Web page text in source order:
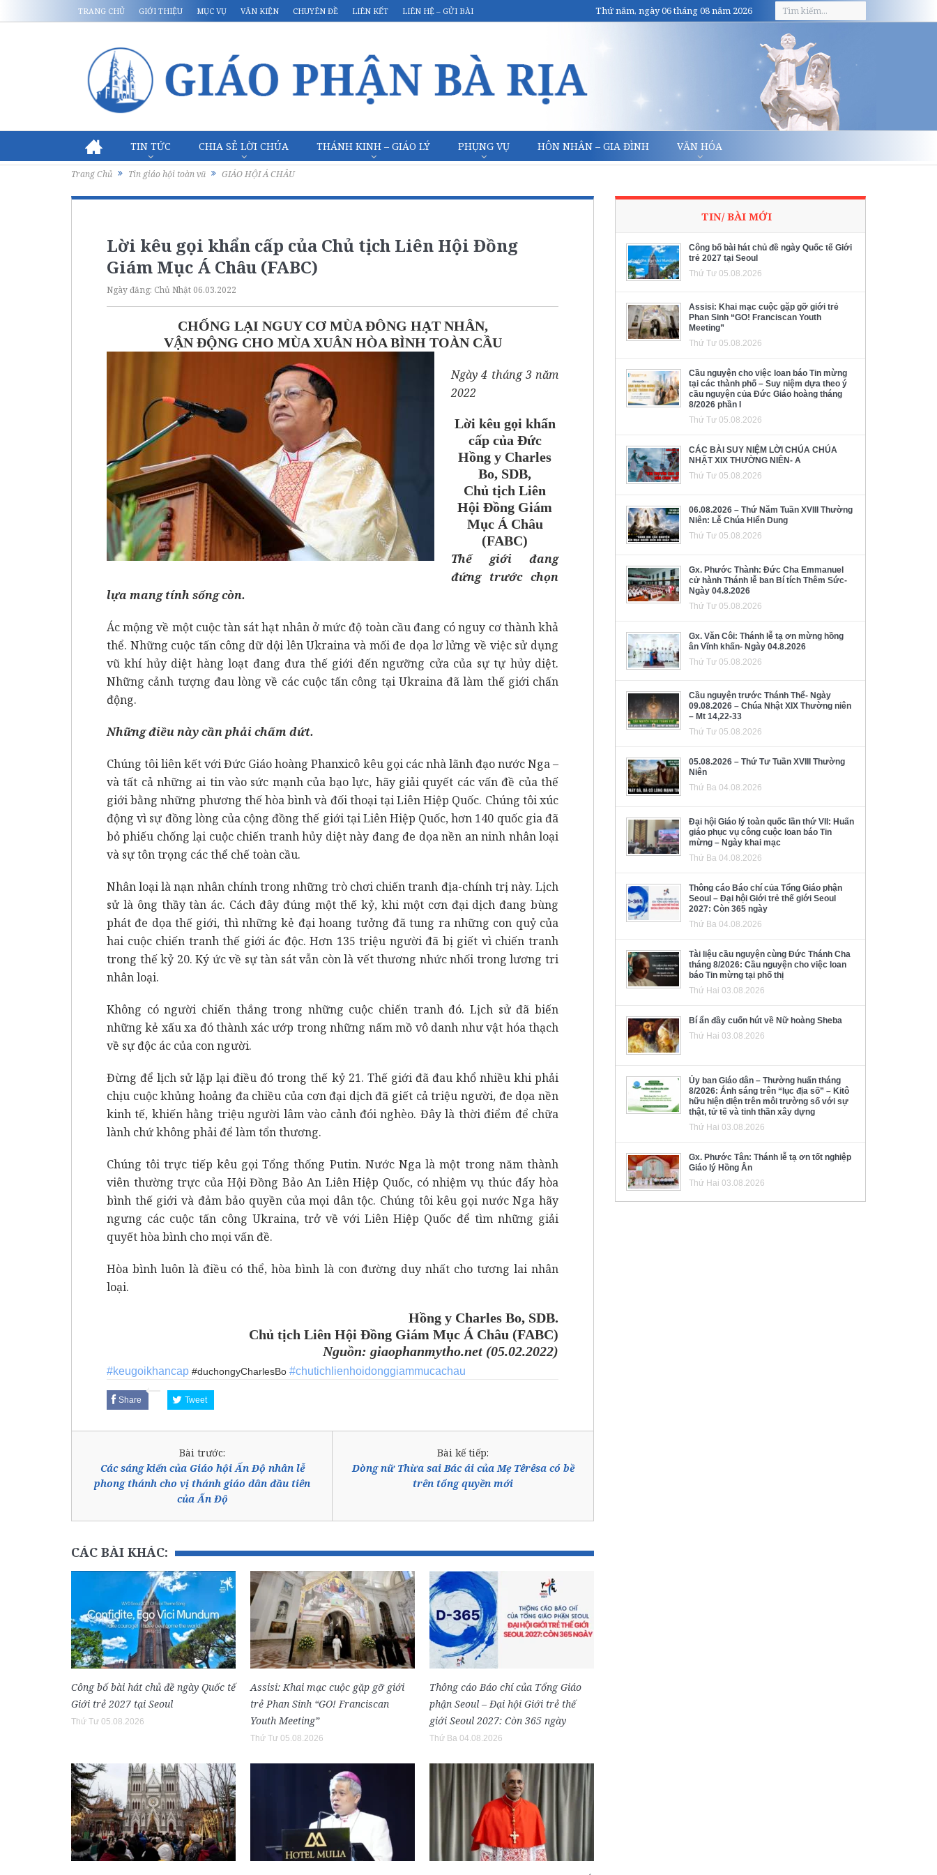
TRANG CHỦ GIỚI THIỆU MỤC VỤ VĂN KIỆN CHUYÊN ĐỀ LIÊN KẾT LIÊN HỆ – GỬI BÀI Thứ năm, ngày 06 tháng 08 năm 2026
TIN TỨC CHIA SẺ LỜI CHÚA THÁNH KINH – GIÁO LÝ PHỤNG VỤ HÔN NHÂN – GIA ĐÌNH VĂN HÓA
Trang Chủ Tin giáo hội toàn vũ GIÁO HỘI Á CHÂU
Lời kêu gọi khẩn cấp của Chủ tịch Liên Hội Đồng
Giám Mục Á Châu (FABC)
Ngày đăng: Chủ Nhật 06.03.2022
CHỐNG LẠI NGUY CƠ MÙA ĐÔNG HẠT NHÂN,
VẬN ĐỘNG CHO MÙA XUÂN HÒA BÌNH TOÀN CẦU
Ngày 4 tháng 3 năm
2022
Lời kêu gọi khẩn
cấp của Đức
Hồng y Charles
Bo, SDB,
Chủ tịch Liên
Hội Đồng Giám
Mục Á Châu
(FABC)
Thế giới đang
đứng trước chọn
lựa mang tính sống còn.
Ác mộng về một cuộc tàn sát hạt nhân ở mức độ toàn cầu đang có nguy cơ thành khả
thể. Những cuộc tấn công dữ dội lên Ukraina và mối đe dọa lơ lửng về việc sử dụng
vũ khí hủy diệt hàng loạt đang đưa thế giới đến ngưỡng cửa của sự tự hủy diệt.
Những cảnh tượng đau lòng về các cuộc tấn công tại Ukraina đã làm thế giới chấn
động.
Những điều này cần phải chấm dứt.
Chúng tôi liên kết với Đức Giáo hoàng Phanxicô kêu gọi các nhà lãnh đạo nước Nga –
và tất cả những ai tin vào sức mạnh của bạo lực, hãy giải quyết các vấn đề của thế
giới bằng những phương thế hòa bình và đối thoại tại Liên Hiệp Quốc. Chúng tôi xúc
động vì sự đồng lòng của cộng đồng thế giới tại Liên Hiệp Quốc, hơn 140 quốc gia đã
bỏ phiếu chống lại cuộc chiến tranh hủy diệt này đang đe dọa nền an ninh nhân loại
và sự tôn trọng các thể chế toàn cầu.
Nhân loại là nạn nhân chính trong những trò chơi chiến tranh địa-chính trị này. Lịch
sử là ông thầy tàn ác. Cách đây đúng một thế kỷ, khi một cơn đại dịch đang bùng
phát đe dọa thế giới, thì những kẻ đại hoang tưởng đã tung ra những con quỷ của
hai cuộc chiến tranh thế giới ác độc. Hơn 135 triệu người đã bị giết vì chiến tranh
trong thế kỷ 20. Ký ức về sự tàn sát vẫn còn là vết thương nhức nhối trong lương tri
nhân loại.
Không có người chiến thắng trong những cuộc chiến tranh đó. Lịch sử đã biến
những kẻ xấu xa đó thành xác ướp trong những nấm mồ vô danh như vật hóa thạch
về sự độc ác của con người.
Đừng để lịch sử lặp lại điều đó trong thế kỷ 21. Thế giới đã đau khổ nhiều khi phải
chịu cuộc khủng hoảng đa chiều của cơn đại dịch đã giết cả triệu người, đe dọa nền
kinh tế, khiến hằng triệu người lâm vào cảnh đói nghèo. Đây là thời điểm để chữa
lành chứ không phải để làm tổn thương.
Chúng tôi trực tiếp kêu gọi Tổng thống Putin. Nước Nga là một trong năm thành
viên thường trực của Hội Đồng Bảo An Liên Hiệp Quốc, có nhiệm vụ thúc đẩy hòa
bình thế giới và đảm bảo quyền của mọi dân tộc. Chúng tôi kêu gọi nước Nga hãy
ngưng các cuộc tấn công Ukraina, trở về với Liên Hiệp Quốc để tìm những giải
quyết hòa bình cho mọi vấn đề.
Hòa bình luôn là điều có thể, hòa bình là con đường duy nhất cho tương lai nhân
loại.
Hồng y Charles Bo, SDB.
Chủ tịch Liên Hội Đồng Giám Mục Á Châu (FABC)
Nguồn: giaophanmytho.net (05.02.2022)
#keugoikhancap #duchongyCharlesBo #chutichlienhoidonggiammucachau
Share Tweet
Bài trước:
Các sáng kiến của Giáo hội Ấn Độ nhân lễ
phong thánh cho vị thánh giáo dân đầu tiên
của Ấn Độ
Bài kế tiếp:
Dòng nữ Thừa sai Bác ái của Mẹ Têrêsa có bề
trên tổng quyền mới
CÁC BÀI KHÁC:
Công bố bài hát chủ đề ngày Quốc tế
Giới trẻ 2027 tại Seoul
Thứ Tư 05.08.2026
Assisi: Khai mạc cuộc gặp gỡ giới
trẻ Phan Sinh “GO! Franciscan
Youth Meeting”
Thứ Tư 05.08.2026
Thông cáo Báo chí của Tổng Giáo
phận Seoul – Đại hội Giới trẻ thế
giới Seoul 2027: Còn 365 ngày
Thứ Ba 04.08.2026
TIN/ BÀI MỚI
Công bố bài hát chủ đề ngày Quốc tế Giới
trẻ 2027 tại Seoul
Thứ Tư 05.08.2026
Assisi: Khai mạc cuộc gặp gỡ giới trẻ
Phan Sinh “GO! Franciscan Youth
Meeting”
Thứ Tư 05.08.2026
Cầu nguyện cho việc loan báo Tin mừng
tại các thành phố – Suy niệm dựa theo ý
cầu nguyện của Đức Giáo hoàng tháng
8/2026 phần I
Thứ Tư 05.08.2026
CÁC BÀI SUY NIỆM LỜI CHÚA CHÚA
NHẬT XIX THƯỜNG NIÊN- A
Thứ Tư 05.08.2026
06.08.2026 – Thứ Năm Tuần XVIII Thường
Niên: Lễ Chúa Hiển Dung
Thứ Tư 05.08.2026
Gx. Phước Thành: Đức Cha Emmanuel
cử hành Thánh lễ ban Bí tích Thêm Sức-
Ngày 04.8.2026
Thứ Tư 05.08.2026
Gx. Văn Côi: Thánh lễ tạ ơn mừng hồng
ân Vĩnh khấn- Ngày 04.8.2026
Thứ Tư 05.08.2026
Cầu nguyện trước Thánh Thể- Ngày
09.08.2026 – Chúa Nhật XIX Thường niên
– Mt 14,22-33
Thứ Tư 05.08.2026
05.08.2026 – Thứ Tư Tuần XVIII Thường
Niên
Thứ Ba 04.08.2026
Đại hội Giáo lý toàn quốc lần thứ VII: Huấn
giáo phục vụ công cuộc loan báo Tin
mừng – Ngày khai mạc
Thứ Ba 04.08.2026
Thông cáo Báo chí của Tổng Giáo phận
Seoul – Đại hội Giới trẻ thế giới Seoul
2027: Còn 365 ngày
Thứ Ba 04.08.2026
Tài liệu cầu nguyện cùng Đức Thánh Cha
tháng 8/2026: Cầu nguyện cho việc loan
báo Tin mừng tại phố thị
Thứ Hai 03.08.2026
Bí ẩn đầy cuốn hút về Nữ hoàng Sheba
Thứ Hai 03.08.2026
Ủy ban Giáo dân – Thường huấn tháng
8/2026: Ánh sáng trên “lục địa số” – Kitô
hữu hiện diện trên môi trường số với sự
thật, tử tế và tinh thần xây dựng
Thứ Hai 03.08.2026
Gx. Phước Tân: Thánh lễ tạ ơn tốt nghiệp
Giáo lý Hồng Ân
Thứ Hai 03.08.2026